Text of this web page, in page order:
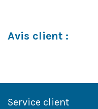
Avis client :
Service client